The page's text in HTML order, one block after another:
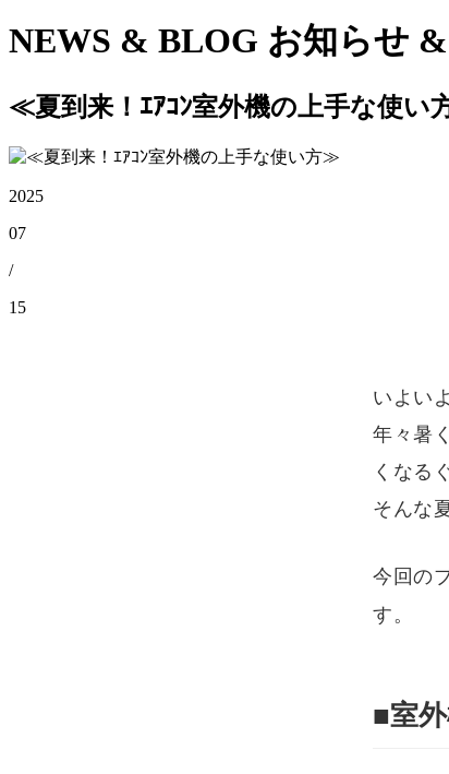
NEWS & BLOG お知らせ
≪夏到来！ｴｱｺﾝ室外機の上手な使い
2025
07
/
15
いよい
年々暑
くなる
そんな
今回の
す。
■室